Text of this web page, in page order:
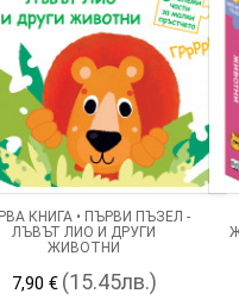
КНИГА • ПЪРВИ ПЪЗЕЛ -
ЛЪВЪТ ЛИО И ДРУГИ
ЖИВОТНИ
7,90 € (15.45лв.)